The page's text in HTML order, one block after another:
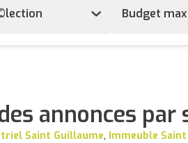
annonces par
Saint Guillaume, Immeuble